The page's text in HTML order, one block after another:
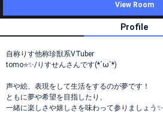
View Room
Profile
自称りす他称珍獣系VTuber
tomo⭐️✨/りすせんさんです(*´ω`*)
声や絵、表現をして生活をするのが夢です！
ともに夢や希望を目指したり、
一緒に楽しさや嬉しさを味わって参りましょう✨